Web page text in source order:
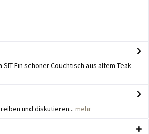
SIT Ein schöner Couchtisch aus altem Teak
und diskutieren... mehr